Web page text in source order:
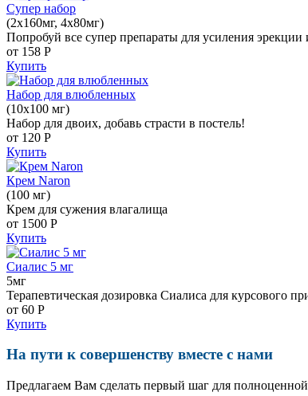
Супер набор
(2х160мг, 4х80мг)
Попробуй все супер препараты для усиления эрекции
от 158 Р
Купить
Набор для влюбленных
(10х100 мг)
Набор для двоих, добавь страсти в постель!
от 120 Р
Купить
Крем Naron
(100 мг)
Крем для сужения влагалища
от 1500 Р
Купить
Сиалис 5 мг
5мг
Терапевтическая дозировка Сиалиса для курсового
от 60 Р
Купить
На пути к совершенству вместе с нами
Предлагаем Вам сделать первый шаг для